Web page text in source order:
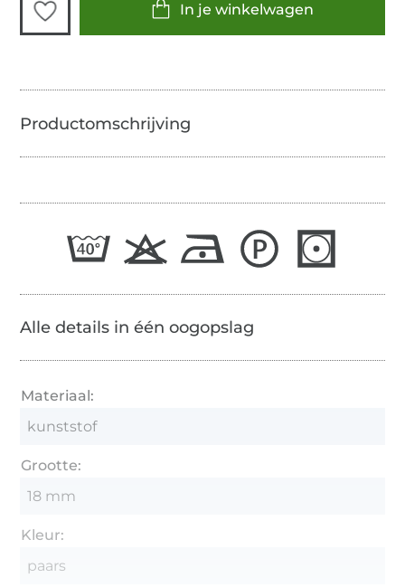
In je winkelwagen
Alle details in één oogopslag
Materiaal:
kunststof
Grootte:
18 mm
Kleur:
paars